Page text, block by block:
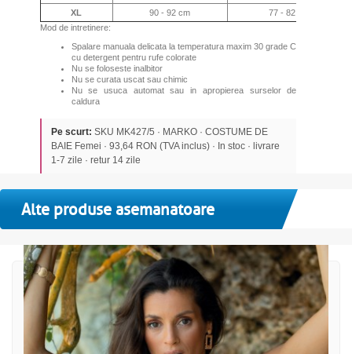
XL
90 - 92 cm
77 - 82 cm
Mod de intretinere:
Spalare manuala delicata la temperatura maxim 30 grade C
cu detergent pentru rufe colorate
Nu se foloseste inalbitor
Nu se curata uscat sau chimic
Nu se usuca automat sau in apropierea surselor de
caldura
Pe scurt: SKU MK427/5 · MARKO · COSTUME DE
BAIE Femei · 93,64 RON (TVA inclus) · In stoc · livrare
1-7 zile · retur 14 zile
Alte produse asemanatoare